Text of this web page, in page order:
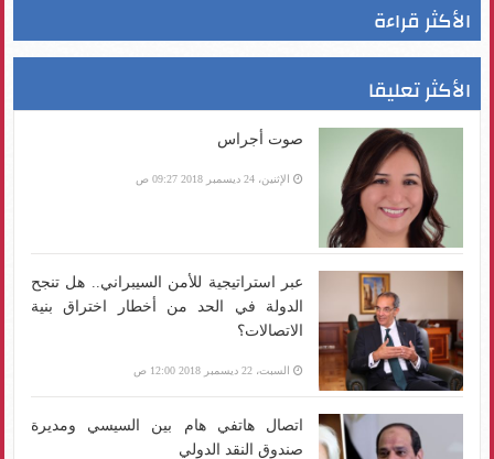
الأكثر قراءة
الأكثر تعليقا
صوت أجراس
الإثنين، 24 ديسمبر 2018 09:27 ص
عبر استراتيجية للأمن السيبراني.. هل تنجح
الدولة في الحد من أخطار اختراق بنية
الاتصالات؟
السبت، 22 ديسمبر 2018 12:00 ص
اتصال هاتفي هام بين السيسي ومديرة
صندوق النقد الدولي